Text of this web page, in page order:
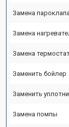
Замена
Замена
Замена
Заменить бойлер
Заменить
Замена помпы